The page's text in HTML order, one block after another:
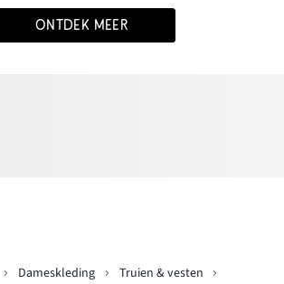
ONTDEK MEER
Dameskleding
Truien & vesten